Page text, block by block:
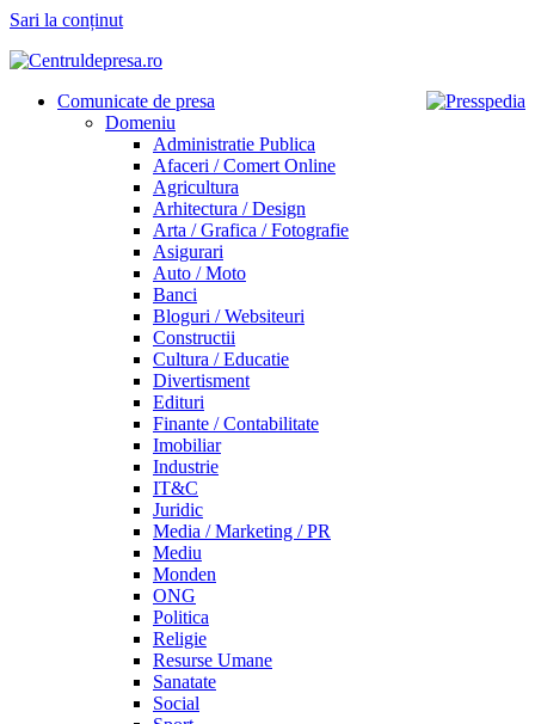
Sari la conținut
Comunicate de presa
Domeniu
Administratie Publica
Afaceri / Comert Online
Agricultura
Arhitectura / Design
Arta / Grafica / Fotografie
Asigurari
Auto / Moto
Banci
Bloguri / Websiteuri
Constructii
Cultura / Educatie
Divertisment
Edituri
Finante / Contabilitate
Imobiliar
Industrie
IT&C
Juridic
Media / Marketing / PR
Mediu
Monden
ONG
Politica
Religie
Resurse Umane
Sanatate
Social